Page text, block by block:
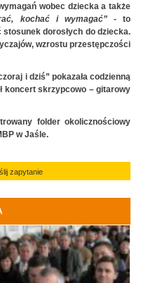
wobec dziecka a także
kochać i wymagać”- to
dorosłych do dziecka.
wzrostu przestępczości
i dziś” pokazała codzienną
koncert skrzypcowo – gitarowy
folder okolicznościowy
w Jaśle.
zapytanie